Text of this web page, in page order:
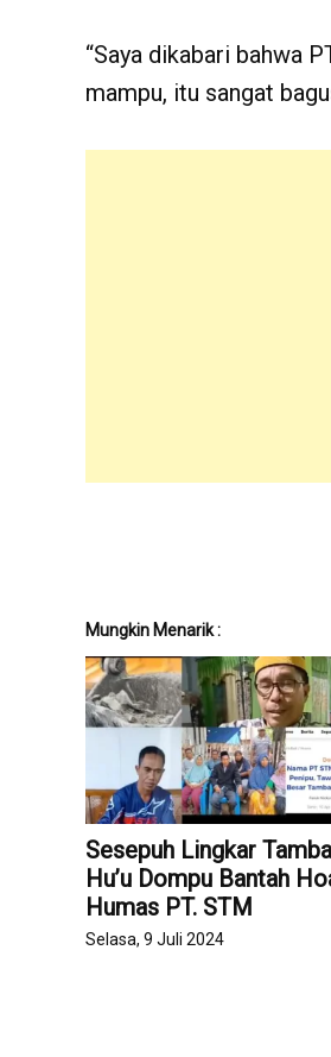
“Saya dikabari bahwa
mampu, itu sangat
Mungkin Menarik :
Sesepuh Lingkar
Hu’u Dompu Bantah
Humas PT. STM
Selasa, 9 Juli 2024